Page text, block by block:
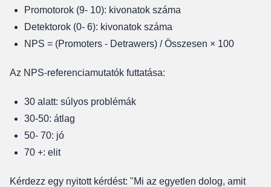
Promotorok (9- 10): kivonatok száma
Detektorok (0- 6): kivonatok száma
NPS = (Promoters - Detrawers) / Összesen × 100
Az NPS-referenciamutatók futtatása:
30 alatt: súlyos problémák
30-50: átlag
50- 70: jó
70 +: elit
Kérdezz egy nyitott kérdést: "Mi az egyetlen dolog, amit